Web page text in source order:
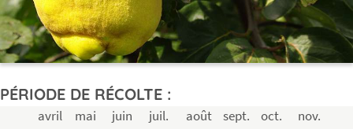
PÉRIODE DE RÉCOLTE :
avril mai juin juil. août sept. oct. nov.